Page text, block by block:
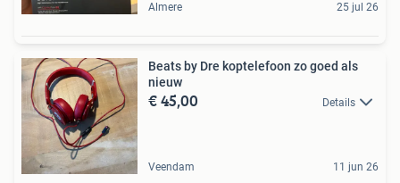
Almere 25 jul 26
Beats by Dre koptelefoon zo goed als
nieuw
€ 45,00 Details
Veendam 11 jun 26